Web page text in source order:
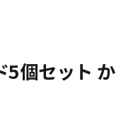
5個セット か